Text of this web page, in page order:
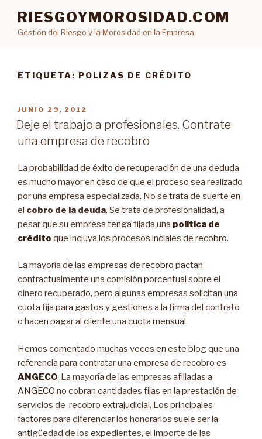
contenido
RIESGOYMOROSIDAD.COM
Gestión del Riesgo y la Morosidad en la Empresa
ETIQUETA: POLIZAS DE CRÉDITO
PUBLICADO
EN
JUNIO 29, 2012
Deje el trabajo a profesionales. Contrate
una empresa de recobro
La probabilidad de éxito de recuperación de una deduda
es mucho mayor en caso de que el proceso sea realizado
por una empresa especializada. No se trata de suerte en
el cobro de la deuda. Se trata de profesionalidad, a
pesar que su empresa tenga fijada una política de
crédito que incluya los procesos inciales de recobro.
La mayoría de las empresas de recobro pactan
contractualmente una comisión porcentual sobre el
dinero recuperado, pero algunas empresas solicitan una
cuota fija para gastos y gestiones a la firma del contrato
o hacen pagar al cliente una cuota mensual.
Hemos comentado muchas veces en este blog que una
referencia para contratar una empresa de recobro es
ANGECO. La mayoría de las empresas afiliadas a
ANGECO no cobran cantidades fijas en la prestación de
servicios de recobro extrajudicial. Los principales
factores para diferenciar los honorarios suele ser la
antigüedad de los expedientes, el importe de las